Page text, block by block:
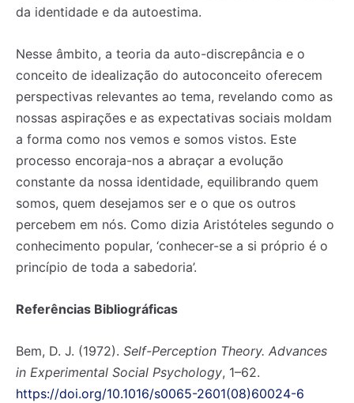
da identidade e da autoestima.
Nesse âmbito, a teoria da auto-discrepância e o
conceito de idealização do autoconceito oferecem
perspectivas relevantes ao tema, revelando como as
nossas aspirações e as expectativas sociais moldam
a forma como nos vemos e somos vistos. Este
processo encoraja-nos a abraçar a evolução
constante da nossa identidade, equilibrando quem
somos, quem desejamos ser e o que os outros
percebem em nós. Como dizia Aristóteles segundo o
conhecimento popular, ‘conhecer-se a si próprio é o
princípio de toda a sabedoria’.
Referências Bibliográficas
Bem, D. J. (1972). Self-Perception Theory. Advances
in Experimental Social Psychology, 1–62.
https://doi.org/10.1016/s0065-2601(08)60024-6